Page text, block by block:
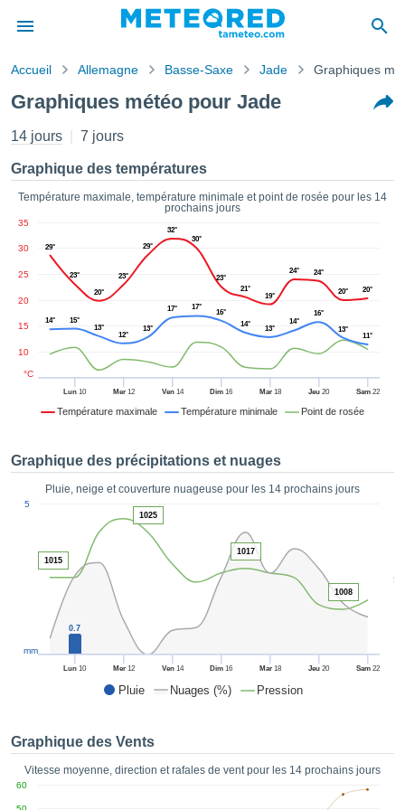
de
a
par
des
Vous
les
:
par le
de
des
de très
CONTINUER
PARAMÈTRES
Accueil Allemagne Basse-Saxe Jade Graphiques
Graphiques météo pour Jade
14 jours 7 jours
Graphique des températures
Température maximale, température minimale et point de rosée pour les 14
prochains jours
Température maximale Température minimale Point de rosée
Lun 10 Mer12 Ven14 Dim 16 Mar18 Jeu 20 Sam22
10
15
20
25
30
35
°C
29°
23°
20°
23°
29°
32°
30°
23°
21°
19°
24° 24°
20° 20°
14°
15°
13°
12°
13°
17° 17°
16°
14°
13°
14°
16°
13°
11°
Graphique des précipitations et nuages
Pluie, neige et couverture nuageuse pour les 14 prochains jours
Pluie Nuages (%) Pression
50
Lun 10 Mer12 Ven14 Dim 16 Mar18 Jeu 20 Sam22
5
mm
0.7
1015
1025
1017
1008
Graphique des Vents
Vitesse moyenne, direction et rafales de vent pour les 14 prochains jours
60